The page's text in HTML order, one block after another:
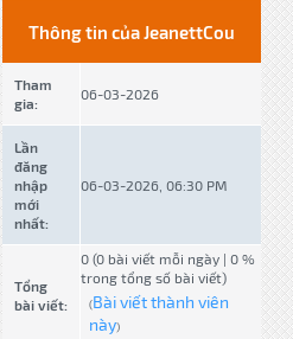
Thông tin của JeanettCou
Tham
gia:
06-03-2026
Lần
đăng
nhập
mới
nhất:
06-03-2026, 06:30 PM
Tổng
bài viết:
0 (0 bài viết mỗi ngày | 0 %
trong tổng số bài viết)
(Bài viết thành viên
này)